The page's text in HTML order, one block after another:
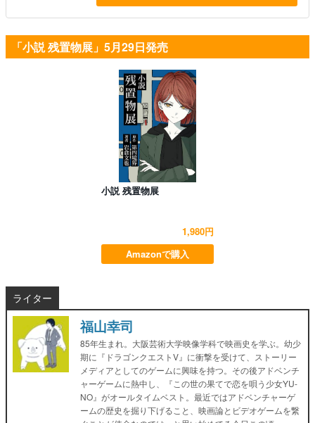
「小説 残置物展」5月29日発売
小説 残置物展
1,980円
Amazonで購入
ライター
福山幸司
85年生まれ。大阪芸術大学映像学科で映画史を学ぶ。幼少
期に『ドラゴンクエストV』に衝撃を受けて、ストーリー
メディアとしてのゲームに興味を持つ。その後アドベンチ
ャーゲームに熱中し、『この世の果てで恋を唄う少女YU-
NO』がオールタイムベスト。最近ではアドベンチャーゲ
ームの歴史を掘り下げること、映画論とビデオゲームを繋